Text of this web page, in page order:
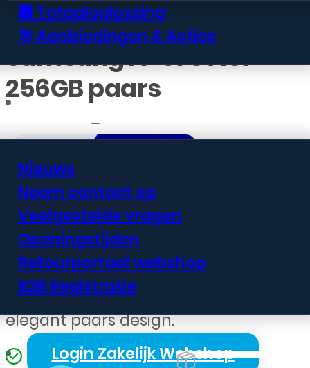
🏢 Totaaloplossing
🎯 Aanbiedingen & Acties
Nieuws
Neem contact op
Veelgestelde vragen
Openingstijden
Retourportaal webshop
B2B Registratie
Login Zakelijk Webshop
Samsung A-576 A57
256GB paars
€452,99
De Samsung Galaxy A57 met
256GB opslagruimte biedt een
solide midrange-ervaring in een
elegant paars design.